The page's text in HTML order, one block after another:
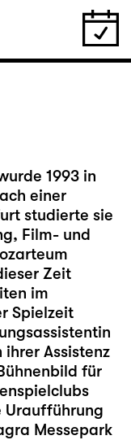
1993 in
einer
studierte sie
Film- und
Zeit
im
Spielzeit
Assistenz
für
Uraufführung
Messepark